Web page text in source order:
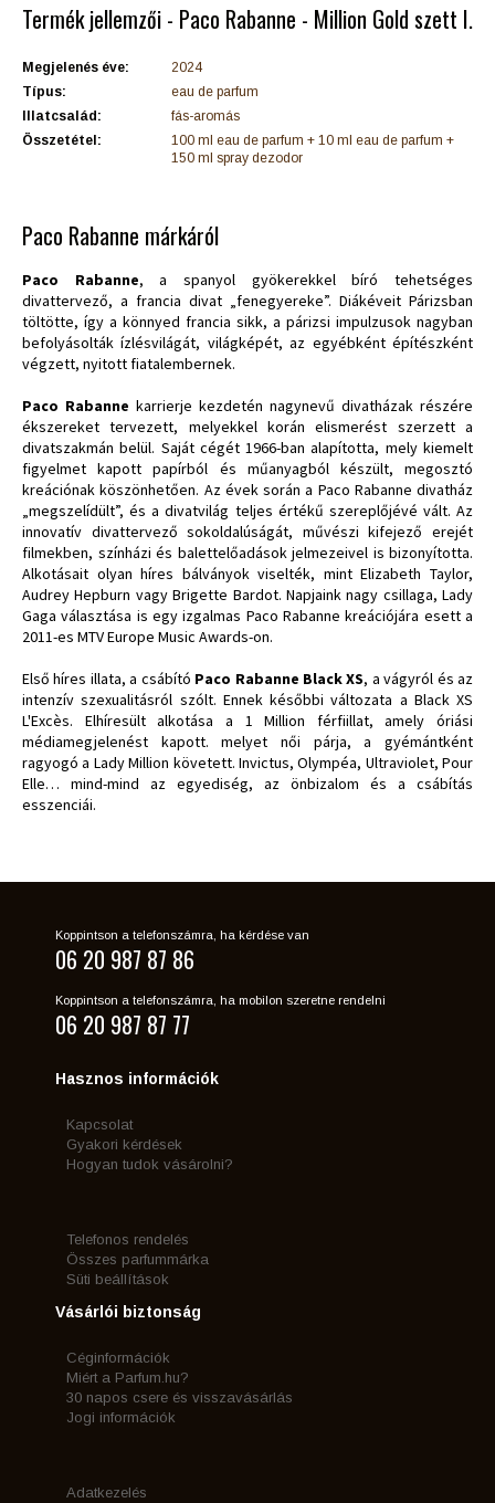
Termék jellemzői - Paco Rabanne - Million Gold szett I.
Megjelenés éve:
2024
Típus:
eau de parfum
Illatcsalád:
fás-aromás
Összetétel:
100 ml eau de parfum + 10 ml eau de parfum +
150 ml spray dezodor
Paco Rabanne márkáról
Paco Rabanne, a spanyol gyökerekkel bíró tehetséges
divattervező, a francia divat „fenegyereke”. Diákéveit Párizsban
töltötte, így a könnyed francia sikk, a párizsi impulzusok nagyban
befolyásolták ízlésvilágát, világképét, az egyébként építészként
végzett, nyitott fiatalembernek.
Paco Rabanne karrierje kezdetén nagynevű divatházak részére
ékszereket tervezett, melyekkel korán elismerést szerzett a
divatszakmán belül. Saját cégét 1966-ban alapította, mely kiemelt
figyelmet kapott papírból és műanyagból készült, megosztó
kreációnak köszönhetően. Az évek során a Paco Rabanne divatház
„megszelídült”, és a divatvilág teljes értékű szereplőjévé vált. Az
innovatív divattervező sokoldalúságát, művészi kifejező erejét
filmekben, színházi és balettelőadások jelmezeivel is bizonyította.
Alkotásait olyan híres bálványok viselték, mint Elizabeth Taylor,
Audrey Hepburn vagy Brigette Bardot. Napjaink nagy csillaga, Lady
Gaga választása is egy izgalmas Paco Rabanne kreációjára esett a
2011-es MTV Europe Music Awards-on.
Első híres illata, a csábító Paco Rabanne Black XS, a vágyról és az
intenzív szexualitásról szólt. Ennek későbbi változata a Black XS
L'Excès. Elhíresült alkotása a 1 Million férfiillat, amely óriási
médiamegjelenést kapott. melyet női párja, a gyémántként
ragyogó a Lady Million követett. Invictus, Olympéa, Ultraviolet, Pour
Elle… mind-mind az egyediség, az önbizalom és a csábítás
esszenciái.
Koppintson a telefonszámra, ha kérdése van
06 20 987 87 86
Koppintson a telefonszámra, ha mobilon szeretne rendelni
06 20 987 87 77
Hasznos információk
Kapcsolat
Gyakori kérdések
Hogyan tudok vásárolni?
Telefonos rendelés
Összes parfummárka
Süti beállítások
Vásárlói biztonság
Céginformációk
Miért a Parfum.hu?
30 napos csere és visszavásárlás
Jogi információk
Adatkezelés